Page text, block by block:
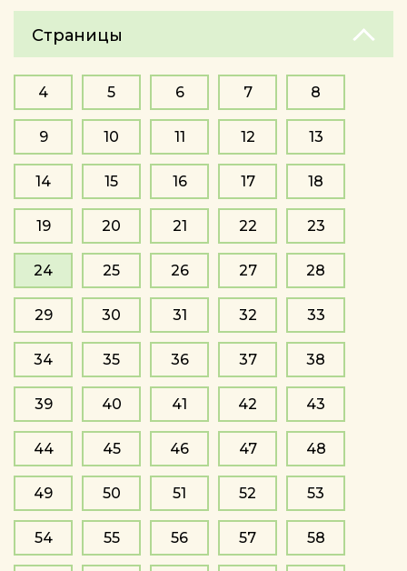
Страницы
4 5 6 7 8
9 10 11 12 13
14 15 16 17 18
19 20 21 22 23
24 25 26 27 28
29 30 31 32 33
34 35 36 37 38
39 40 41 42 43
44 45 46 47 48
49 50 51 52 53
54 55 56 57 58